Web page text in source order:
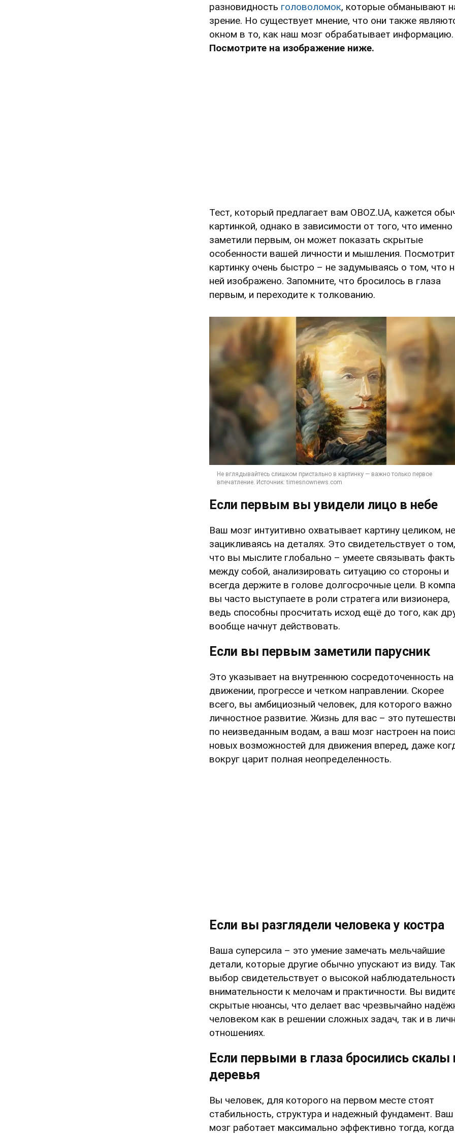
разновидность головоломок, которые обманывают
зрение. Но существует мнение, что они также
окном в то, как наш мозг обрабатывает информацию.
Посмотрите на изображение ниже.
Тест, который предлагает вам OBOZ.UA, кажется
картинкой, однако в зависимости от того, что
заметили первым, он может показать скрытые
особенности вашей личности и мышления.
картинку очень быстро – не задумываясь о том, что
ней изображено. Запомните, что бросилось в глаза
первым, и переходите к толкованию.
Если первым вы увидели лицо в небе
Ваш мозг интуитивно охватывает картину целиком, не
зацикливаясь на деталях. Это свидетельствует о том,
что вы мыслите глобально – умеете связывать
между собой, анализировать ситуацию со стороны и
всегда держите в голове долгосрочные цели. В
вы часто выступаете в роли стратега или визионера,
ведь способны просчитать исход ещё до того, как
вообще начнут действовать.
Если вы первым заметили парусник
Это указывает на внутреннюю сосредоточенность на
движении, прогрессе и четком направлении. Скорее
всего, вы амбициозный человек, для которого важно
личностное развитие. Жизнь для вас – это
по неизведанным водам, а ваш мозг настроен на
новых возможностей для движения вперед, даже
вокруг царит полная неопределенность.
Если вы разглядели человека у костра
Ваша суперсила – это умение замечать мельчайшие
детали, которые другие обычно упускают из виду.
выбор свидетельствует о высокой
внимательности к мелочам и практичности. Вы
скрытые нюансы, что делает вас чрезвычайно
человеком как в решении сложных задач, так и в
отношениях.
Если первыми в глаза бросились скалы
деревья
Вы человек, для которого на первом месте стоят
стабильность, структура и надежный фундамент. Ваш
мозг работает максимально эффективно тогда,